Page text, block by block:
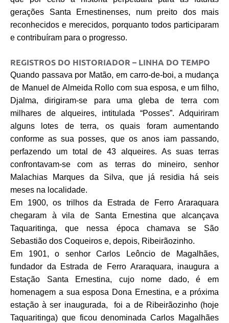
gerações Santa Ernestinenses, num preito dos mais
reconhecidos e merecidos, porquanto todos participaram
e contribuíram para o progresso.
REGISTROS DO HISTORIADOR – LINHA DO TEMPO
Quando passava por Matão, em carro-de-boi, a mudança
de Manuel de Almeida Rollo com sua esposa, e um filho,
Djalma, dirigiram-se para uma gleba de terra com
milhares de alqueires, intitulada “Posses”. Adquiriram
alguns lotes de terra, os quais foram aumentando
conforme as sua posses, que os anos iam passando,
perfazendo um total de 43 alqueires. As suas terras
confrontavam-se com as terras do mineiro, senhor
Malachias Marques da Silva, que já residia há seis
meses na localidade.
Em 1900, os trilhos da Estrada de Ferro Araraquara
chegaram à vila de Santa Ernestina que alcançava
Taquaritinga, que nessa época chamava se São
Sebastião dos Coqueiros e, depois, Ribeirãozinho.
Em 1901, o senhor Carlos Leôncio de Magalhães,
fundador da Estrada de Ferro Araraquara, inaugura a
Estação Santa Ernestina, cujo nome dado, é em
homenagem a sua esposa Dona Ernestina, e a próxima
estação à ser inaugurada, foi a de Ribeirãozinho (hoje
Taquaritinga) que ficou denominada Carlos Magalhães